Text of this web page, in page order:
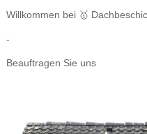
Willkommen bei 🥇
-
Beauftragen Sie uns